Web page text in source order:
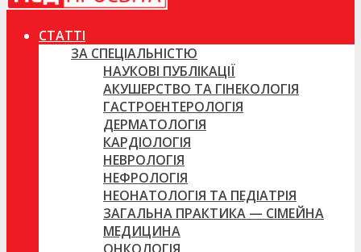
СТАТТІ
ЗА СПЕЦІАЛЬНІСТЮ
НАУКОВІ ПУБЛІКАЦІЇ
АКУШЕРСТВО ТА ГІНЕКОЛОГІЯ
ГАСТРОЕНТЕРОЛОГІЯ
ДЕРМАТОЛОГІЯ
КАРДІОЛОГІЯ
НЕВРОЛОГІЯ
НЕФРОЛОГІЯ
НЕОНАТОЛОГІЯ ТА ПЕДІАТРІЯ
ЗАГАЛЬНА ПРАКТИКА — СІМЕЙНА
МЕДИЦИНА
ОНКОЛОГІЯ